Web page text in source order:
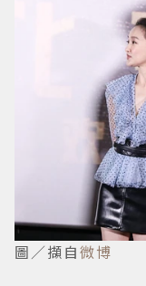
圖／擷自微博